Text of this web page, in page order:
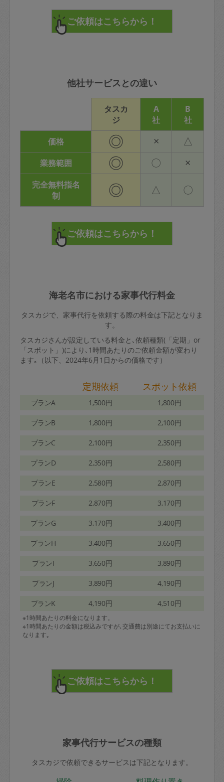
他社サービスとの違い
タスカ
ジ
A
社
B
社
価格
◎ × △
業務範囲 ◎ 〇 ×
完全無料指名
制
◎ △ 〇
海老名市における家事代行料金
タスカジで、家事代行を依頼する際の料金は下記となりま
す。
タスカジさんが設定している料金と､依頼種類(「定期」or
「スポット」)により､1時間あたりのご依頼金額が変わり
ます｡（以下、2024年6月1日からの価格です）
定期依頼 スポット依頼
プランA 1,500円 1,800円
プランB 1,800円 2,100円
プランC 2,100円 2,350円
プランD 2,350円 2,580円
プランE 2,580円 2,870円
プランF 2,870円 3,170円
プランG 3,170円 3,400円
プランH 3,400円 3,650円
プランI 3,650円 3,890円
プランJ 3,890円 4,190円
プランK 4,190円 4,510円
※1時間あたりの料金になります。
※1時間あたりの金額は税込みですが､交通費は別途にてお支払いに
なります｡
家事代行サービスの種類
タスカジで依頼できるサービスは下記となります。